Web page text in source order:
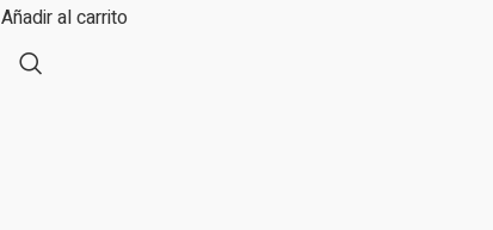
Añadir al carrito